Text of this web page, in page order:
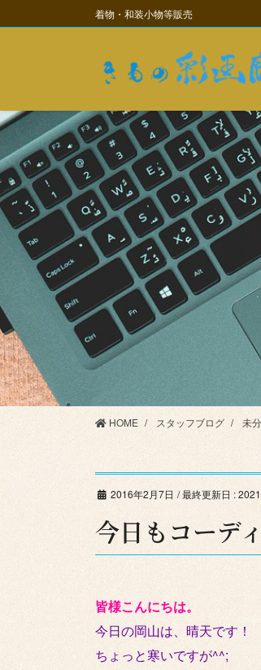
ン
に
移
ビ
ョ
ン
移
動
着物・和装小物等販売
HOME スタッフブログ 未
2016年2月7日 / 最終更新日 :
今日もコーデ
皆様こんにちは。
今日の岡山は、晴天です！
ちょっと寒いですが^^;